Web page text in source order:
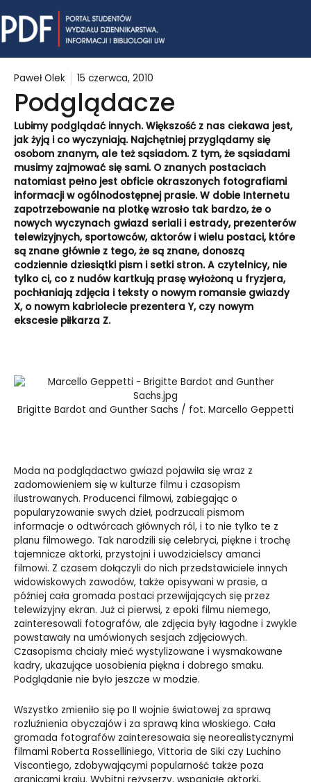
to
content
Paweł Olek 15 czerwca, 2010
Podglądacze
Lubimy podglądać innych. Większość z nas ciekawa jest,
jak żyją i co wyczyniają. Najchętniej przyglądamy się
osobom znanym, ale też sąsiadom. Z tym, że sąsiadami
musimy zajmować się sami. O znanych postaciach
natomiast pełno jest obficie okraszonych fotografiami
informacji w ogólnodostępnej prasie. W dobie Internetu
zapotrzebowanie na plotkę wzrosło tak bardzo, że o
nowych wyczynach gwiazd seriali i estrady, prezenterów
telewizyjnych, sportowców, aktorów i wielu postaci, które
są znane głównie z tego, że są znane, donoszą
codziennie dziesiątki pism i setki stron. A czytelnicy, nie
tylko ci, co z nudów kartkują prasę wyłożoną u fryzjera,
pochłaniają zdjęcia i teksty o nowym romansie gwiazdy
X, o nowym kabriolecie prezentera Y, czy nowym
ekscesie piłkarza Z.
Brigitte Bardot and Gunther Sachs / fot. Marcello Geppetti
Moda na podglądactwo gwiazd pojawiła się wraz z
zadomowieniem się w kulturze filmu i czasopism
ilustrowanych. Producenci filmowi, zabiegając o
popularyzowanie swych dzieł, podrzucali pismom
informacje o odtwórcach głównych ról, i to nie tylko te z
planu filmowego. Tak narodzili się celebryci, piękne i trochę
tajemnicze aktorki, przystojni i uwodzicielscy amanci
filmowi. Z czasem dołączyli do nich przedstawiciele innych
widowiskowych zawodów, także opisywani w prasie, a
później cała gromada postaci przewijających się przez
telewizyjny ekran. Już ci pierwsi, z epoki filmu niemego,
zainteresowali fotografów, ale zdjęcia były łagodne i zwykle
powstawały na umówionych sesjach zdjęciowych.
Czasopisma chciały mieć wystylizowane i wysmakowane
kadry, ukazujące uosobienia piękna i dobrego smaku.
Podglądanie nie było jeszcze w modzie.
Wszystko zmieniło się po II wojnie światowej za sprawą
rozluźnienia obyczajów i za sprawą kina włoskiego. Cała
gromada fotografów zainteresowała się neorealistycznymi
filmami Roberta Rosselliniego, Vittoria de Siki czy Luchino
Viscontiego, zdobywającymi popularność także poza